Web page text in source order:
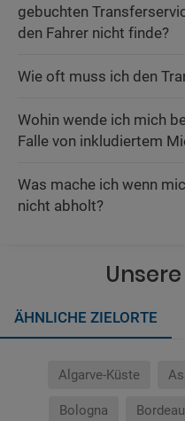
gebuchten
den Fahrer nicht finde?
Wie oft muss ich den
Wohin wende ich mich
Falle von inkludiertem
Was mache ich wenn
nicht abholt?
ÄHNLICHE ZIELORTE
Algarve-Küste
Bologna